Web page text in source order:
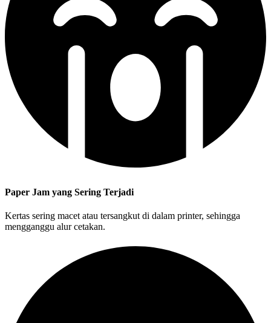
Paper Jam yang Sering Terjadi
Kertas sering macet atau tersangkut di dalam printer, sehingga
mengganggu alur cetakan.